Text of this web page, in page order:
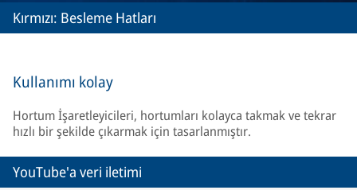
Kırmızı: Besleme Hatları
Kullanımı kolay
Hortum İşaretleyicileri, hortumları kolayca takmak ve tekrar
hızlı bir şekilde çıkarmak için tasarlanmıştır.
YouTube'a veri iletimi